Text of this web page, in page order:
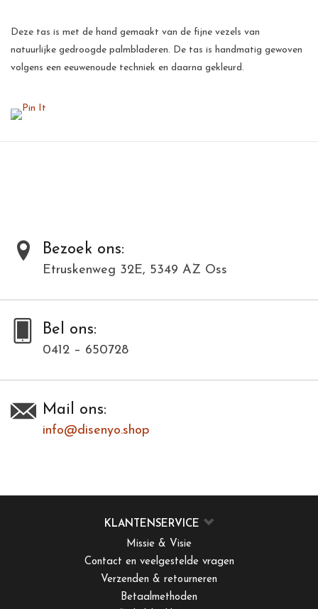
Deze tas is met de hand gemaakt van de fijne vezels van
natuurlijke gedroogde palmbladeren. De tas is handmatig gewoven
volgens een eeuwenoude techniek en daarna gekleurd.
kleinschalige telers op de Filipijnen. Voor een arm land als de
Bezoek ons:
Etruskenweg 32E, 5349 AZ Oss
Bel ons:
0412 – 650728
Mail ons:
info@disenyo.shop
KLANTENSERVICE
Missie & Visie
Contact en veelgestelde vragen
Verzenden & retourneren
Betaalmethoden